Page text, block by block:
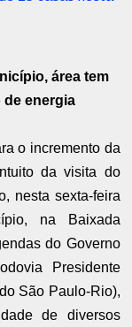
área tem
energia
o incremento da
da visita do
nesta sexta-feira
na Baixada
do Governo
Presidente
São Paulo-Rio),
de diversos